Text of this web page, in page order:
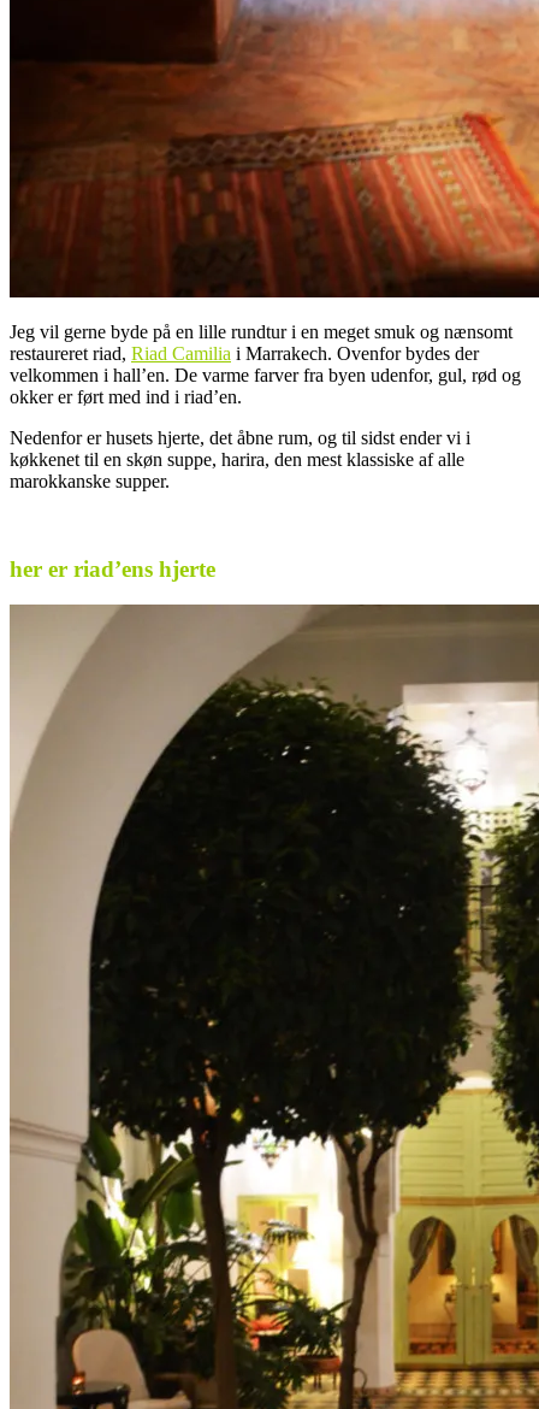
Jeg vil gerne byde på en lille rundtur i en meget smuk og nænsomt
restaureret riad, Riad Camilia i Marrakech. Ovenfor bydes der
velkommen i hall’en. De varme farver fra byen udenfor, gul, rød og
okker er ført med ind i riad’en.
Nedenfor er husets hjerte, det åbne rum, og til sidst ender vi i
køkkenet til en skøn suppe, harira, den mest klassiske af alle
marokkanske supper.
her er riad’ens hjerte